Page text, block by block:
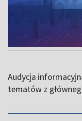
Audycja
tematów z